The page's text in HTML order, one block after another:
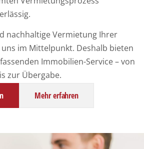
nachhaltige Vermietung Ihrer
im Mittelpunkt. Deshalb bieten
Immobilien-Service – von
zur Übergabe.
Mehr erfahren